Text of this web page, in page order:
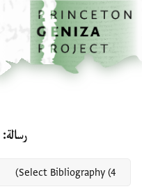
إلى المحتوى الرئيسي
الرئيسية
رسالة